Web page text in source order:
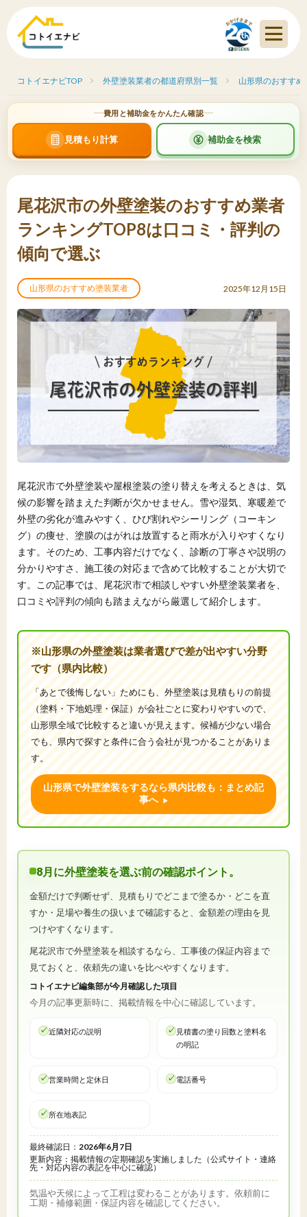
コトイエナビTOP 外壁塗装業者の都道府県別一覧 山形県のおすす
費用と補助金をかんたん確認
見積もり計算 補助金を検索
尾花沢市の外壁塗装のおすすめ業者
ランキングTOP8は口コミ・評判の
傾向で選ぶ
山形県のおすすめ塗装業者 2025年12月15日
尾花沢市で外壁塗装や屋根塗装の塗り替えを考えるときは、気
候の影響を踏まえた判断が欠かせません。雪や湿気、寒暖差で
外壁の劣化が進みやすく、ひび割れやシーリング（コーキン
グ）の痩せ、塗膜のはがれは放置すると雨水が入りやすくなり
ます。そのため、工事内容だけでなく、診断の丁寧さや説明の
分かりやすさ、施工後の対応まで含めて比較することが大切で
す。この記事では、尾花沢市で相談しやすい外壁塗装業者を、
口コミや評判の傾向も踏まえながら厳選して紹介します。
※山形県の外壁塗装は業者選びで差が出やすい分野
です（県内比較）
「あとで後悔しない」ためにも、外壁塗装は見積もりの前提
（塗料・下地処理・保証）が会社ごとに変わりやすいので、
山形県全域で比較すると違いが見えます。候補が少ない場合
でも、県内で探すと条件に合う会社が見つかることがありま
す。
山形県で外壁塗装をするなら県内比較も：まとめ記
事へ
8月に外壁塗装を選ぶ前の確認ポイント。
金額だけで判断せず、見積もりでどこまで塗るか・どこを直
すか・足場や養生の扱いまで確認すると、金額差の理由を見
つけやすくなります。
尾花沢市で外壁塗装を相談するなら、工事後の保証内容まで
見ておくと、依頼先の違いを比べやすくなります。
コトイエナビ編集部が今月確認した項目
今月の記事更新時に、掲載情報を中心に確認しています。
近隣対応の説明
見積書の塗り回数と塗料名
の明記
営業時間と定休日 電話番号
所在地表記
最終確認日： 2026年6月7日
更新内容：掲載情報の定期確認を実施しました（公式サイト・連絡
先・対応内容の表記を中心に確認）
気温や天候によって工程は変わることがあります。依頼前に
工期・補修範囲・保証内容を確認してください。